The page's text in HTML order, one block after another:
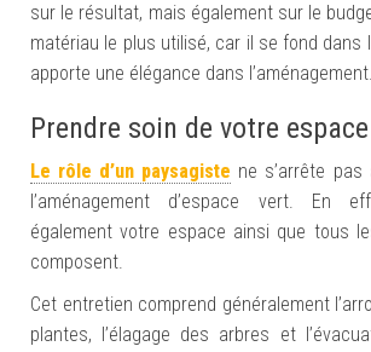
sur le résultat, mais également sur le
matériau le plus utilisé, car il se fond dans
apporte une élégance dans l’aménagement.
Prendre soin de votre
Le rôle d’un paysagiste ne s’arrête
l’aménagement d’espace vert. En
également votre espace ainsi que tous
composent.
Cet entretien comprend généralement
plantes, l’élagage des arbres et